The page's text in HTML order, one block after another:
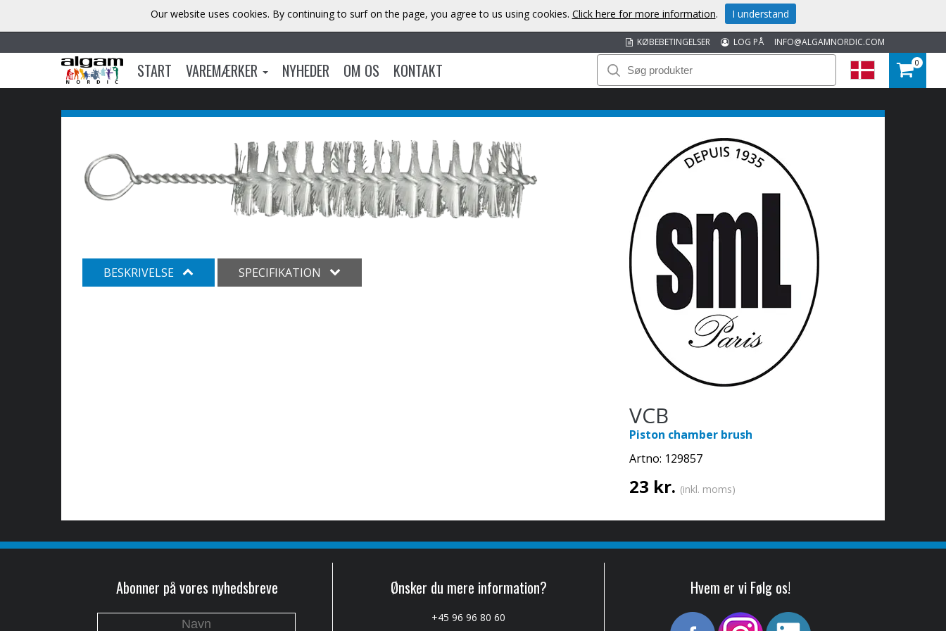
INFO@ALGAMNORDIC.COM
LOG PÅ
KØBEBETINGELSER
START VAREMÆRKER NYHEDER OM OS KONTAKT 0
VCB
Piston chamber brush
Artno: 129857
23 kr. (inkl. moms)
BESKRIVELSE SPECIFIKATION
Abonner på vores nyhedsbreve Ønsker du mere information?
+45 96 96 80 60
Hvem er vi Følg os!
Our website uses cookies. By continuing to surf on the page, you agree to us using cookies. Click here for more information. I understand